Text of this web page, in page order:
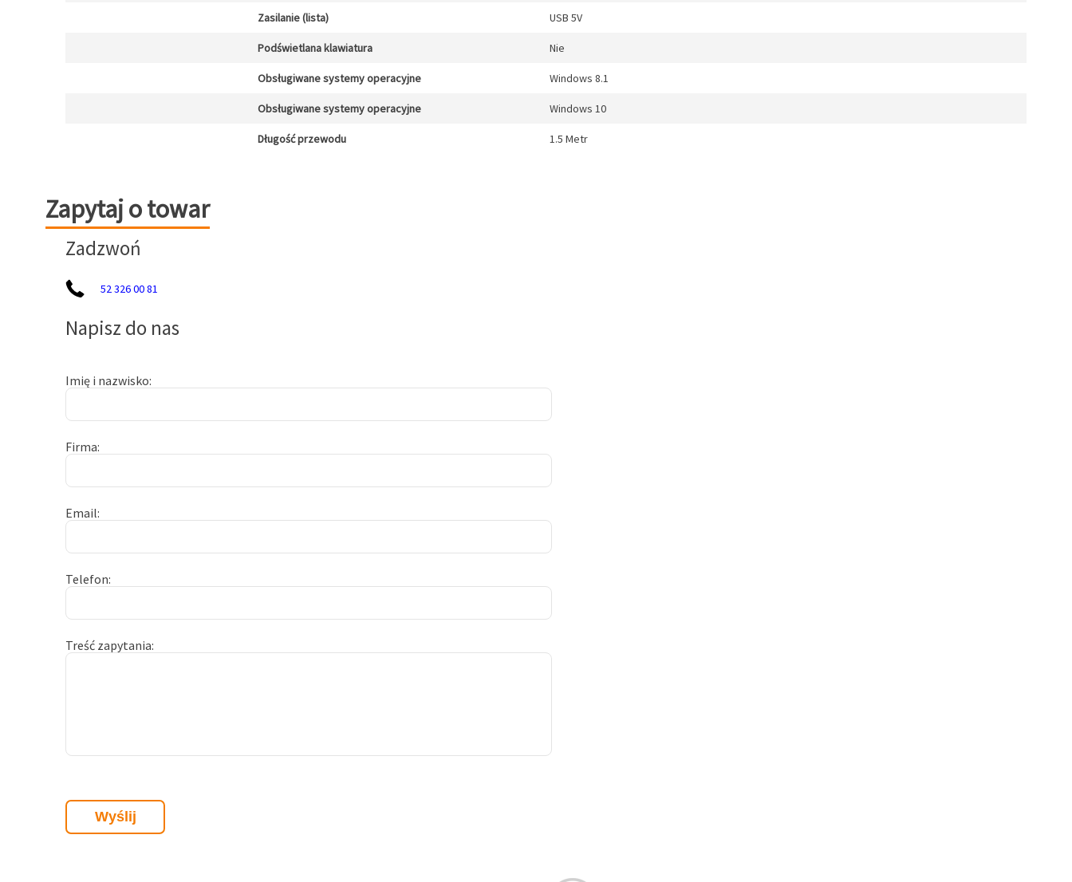
Zasilanie (lista) USB 5V
Podświetlana klawiatura Nie
Obsługiwane systemy operacyjne Windows 8.1
Obsługiwane systemy operacyjne Windows 10
Długość przewodu 1.5 Metr
Zapytaj o towar
Zapytaj o towar
Zadzwoń
52 326 00 81
Napisz do nas
Imię i nazwisko
Firma
Email
Telefon
Treść zapytania